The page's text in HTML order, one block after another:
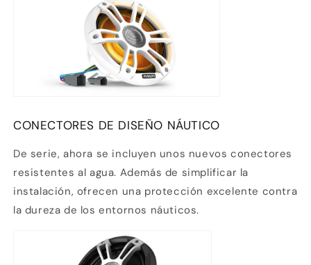
CONECTORES DE DISEÑO NÁUTICO
De serie, ahora se incluyen unos nuevos conectores
resistentes al agua. Además de simplificar la
instalación, ofrecen una protección excelente contra
la dureza de los entornos náuticos.